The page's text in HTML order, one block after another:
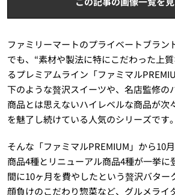
ファミリーマートのプライベートブラン
でも、“素材や製法に特にこだわった上
るプレミアムライン「ファミマル
下のような贅沢スイーツや、名店監修の
商品とは思えないハイレベルな商品が次
を魅了し続けている人気のシリーズです。
そんな「ファミマルPREMIUM」から10
商品4種とリニューアル商品4種が一挙に
間に10ヶ月を費やしたという贅沢バター
顔負けのこだわり惣菜など、グルメライ